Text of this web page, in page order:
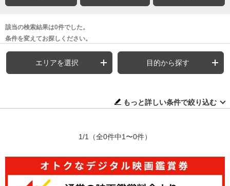
該当の検索結果は0件でした。
条件を変えてお探しください。
エリアを選択 目的から探す
もっと詳しい条件で絞り込む
1/1 （全0件中1〜0件）